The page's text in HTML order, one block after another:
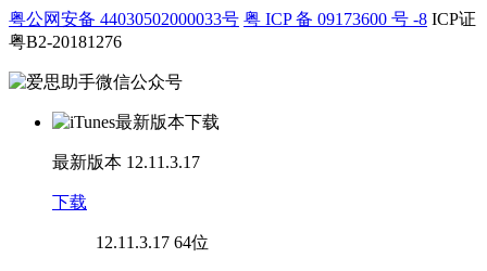
粤公网安备 44030502000033号 粤 ICP 备 09173600 号 -8 ICP证
粤B2-20181276
最新版本 12.11.3.17
下载
12.11.3.17 64位